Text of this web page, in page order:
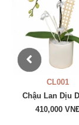
CL002
Chậu Lan Hồ
Tặng Mẹ